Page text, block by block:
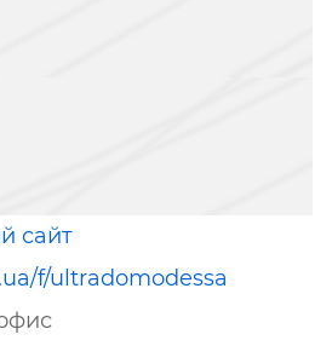
сайт
f/ultradomodessa